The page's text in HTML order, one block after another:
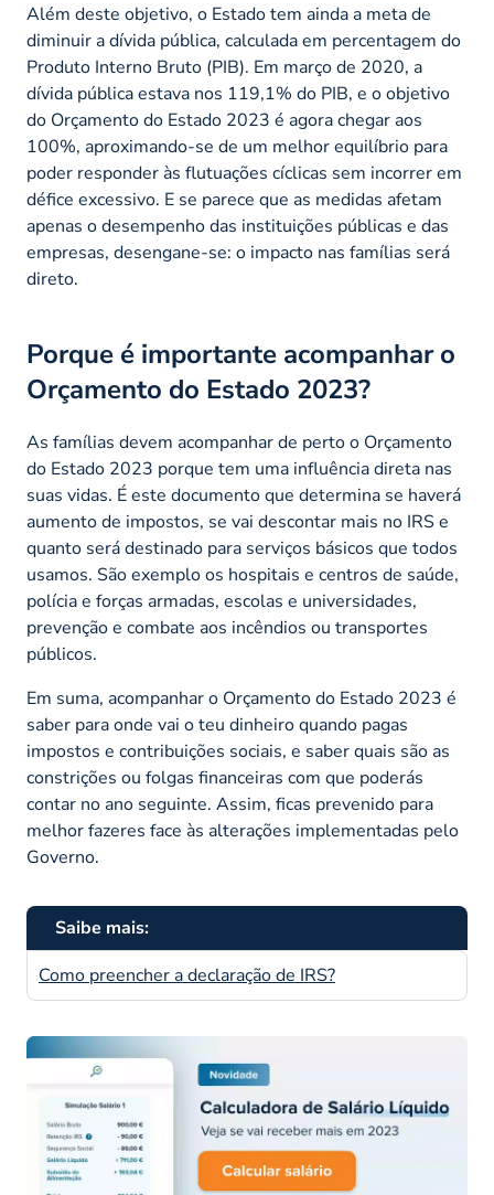
Além deste objetivo, o Estado tem ainda a meta de
diminuir a dívida pública, calculada em percentagem do
Produto Interno Bruto (PIB). Em março de 2020, a
dívida pública estava nos 119,1% do PIB, e o objetivo
do Orçamento do Estado 2023 é agora chegar aos
100%, aproximando-se de um melhor equilíbrio para
poder responder às flutuações cíclicas sem incorrer em
défice excessivo. E se parece que as medidas afetam
apenas o desempenho das instituições públicas e das
empresas, desengane-se: o impacto nas famílias será
direto.
Porque é importante acompanhar o
Orçamento do Estado 2023?
As famílias devem acompanhar de perto o Orçamento
do Estado 2023 porque tem uma influência direta nas
suas vidas. É este documento que determina se haverá
aumento de impostos, se vai descontar mais no IRS e
quanto será destinado para serviços básicos que todos
usamos. São exemplo os hospitais e centros de saúde,
polícia e forças armadas, escolas e universidades,
prevenção e combate aos incêndios ou transportes
públicos.
Em suma, acompanhar o Orçamento do Estado 2023 é
saber para onde vai o teu dinheiro quando pagas
impostos e contribuições sociais, e saber quais são as
constrições ou folgas financeiras com que poderás
contar no ano seguinte. Assim, ficas prevenido para
melhor fazeres face às alterações implementadas pelo
Governo.
Saibe mais:
Como preencher a declaração de IRS?